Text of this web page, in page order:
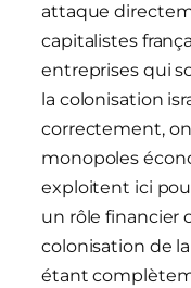
attaque
capitalistes
entreprises qui
la colonisation
correctement,
monopoles
exploitent ici
un rôle financier
colonisation de
étant